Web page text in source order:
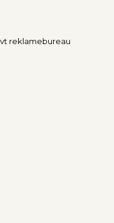
reklamebureau